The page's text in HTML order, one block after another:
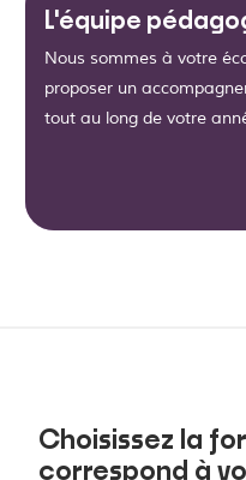
L'équipe
Nous sommes à votre
proposer un
tout au long de votre
Choisissez la
correspond à